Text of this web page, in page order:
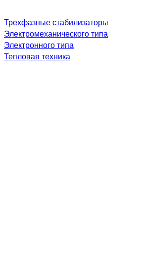
Трехфазные стабилизаторы
Электромеханического типа
Электронного типа
Тепловая техника